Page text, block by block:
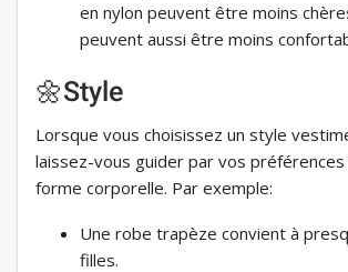
en nylon peuvent être moins
peuvent aussi être moins
🌼Style
Lorsque vous choisissez un style
laissez-vous guider par vos
forme corporelle. Par exemple:
Une robe trapèze convient à
filles.